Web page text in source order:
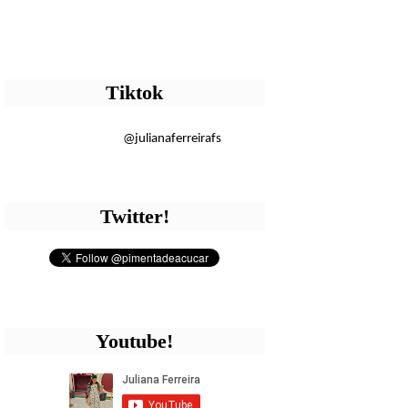
Tiktok
@julianaferreirafs
Twitter!
Youtube!